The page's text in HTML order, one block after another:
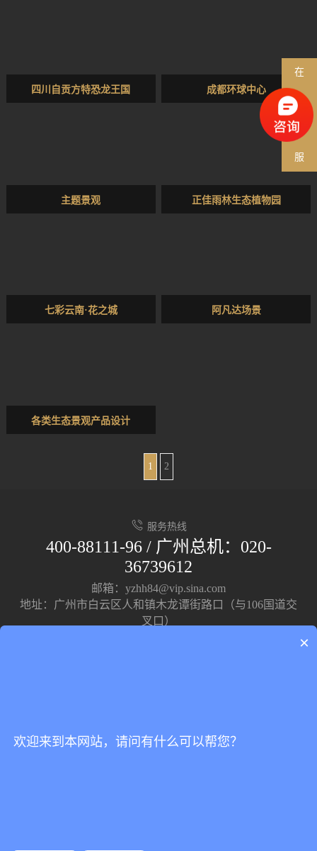
四川自贡方特恐龙王国 成都环球中心
主题景观 正佳雨林生态植物园
七彩云南·花之城 阿凡达场景
各类生态景观产品设计
1 2
服务热线
400-88111-96 / 广州总机：020-
36739612
邮箱：yzhh84@vip.sina.com
地址：广州市白云区人和镇木龙谭街路口（与106国道交
叉口）
在
线
客
服
×
欢迎来到本网站，请问有什么可以帮您？